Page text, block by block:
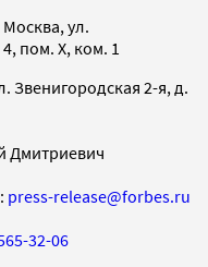
ул.
пом. X, ком. 1
Звенигородская 2-я, д.
Дмитриевич
press-release@forbes.ru
32-06